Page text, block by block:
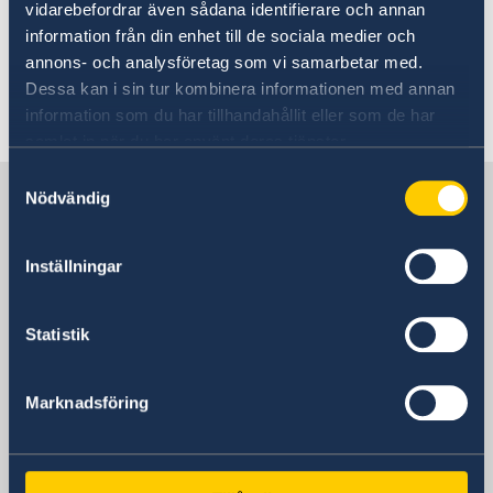
vidarebefordrar även sådana identifierare och annan
information från din enhet till de sociala medier och
annons- och analysföretag som vi samarbetar med.
Dessa kan i sin tur kombinera informationen med annan
information som du har tillhandahållit eller som de har
Nödvändig
Inställningar
Statistik
Marknadsföring
Ingmar Bergman: 100 years
agreements are in place as well as in general
information about Swedish business.
Last updated 04 Jun 2019, 12.10 PM
Sweden in Switzerland
Embassy
Bundesgasse 26
Postal address
Postfach